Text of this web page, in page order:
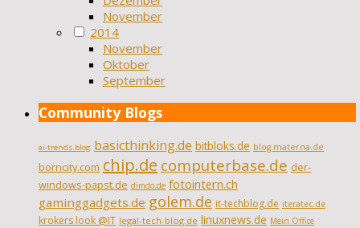
November
2014
November
Oktober
September
Community Blogs
ai-trends.blog basicthinking.de bitbloks.de blog.materna.de
borncity.com chip.de computerbase.de der-
windows-papst.de dimdo.de fotointern.ch
gaminggadgets.de golem.de it-techblog.de iteratec.de
krokers look @IT legal-tech-blog.de linuxnews.de Mein Office